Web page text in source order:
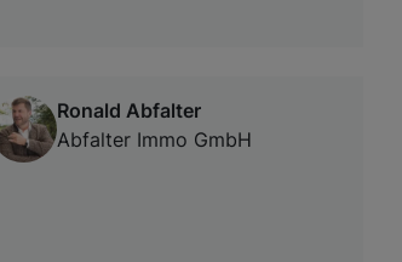
Ronald Abfalter
Abfalter Immo GmbH